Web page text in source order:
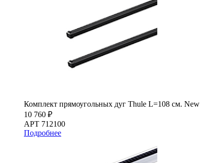
Комплект прямоугольных дуг Thule L=108 см. New
10 760 ₽
АРТ 712100
Подробнее